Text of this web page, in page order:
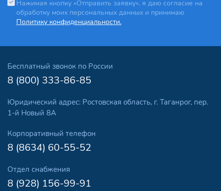
Нажимая кнопку «Отправить заявку», я даю согласие на
обработку моих персональных данных и принимаю
Политику конфиденциальности.
Бесплатный звонок по России
8 (800) 333-86-85
Юридический адрес: Ростовская область, г. Таганрог, пер.
1-й Новый 8А
Корпоративный телефон
8 (8634) 60-55-52
Отдел снабжения
8 (928) 156-99-91